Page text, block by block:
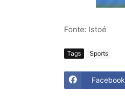
Fonte: Istoé
Tags Sports
Facebook